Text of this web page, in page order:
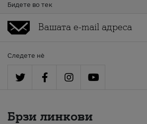
Бидете во тек
Следете нè
Брзи линкови